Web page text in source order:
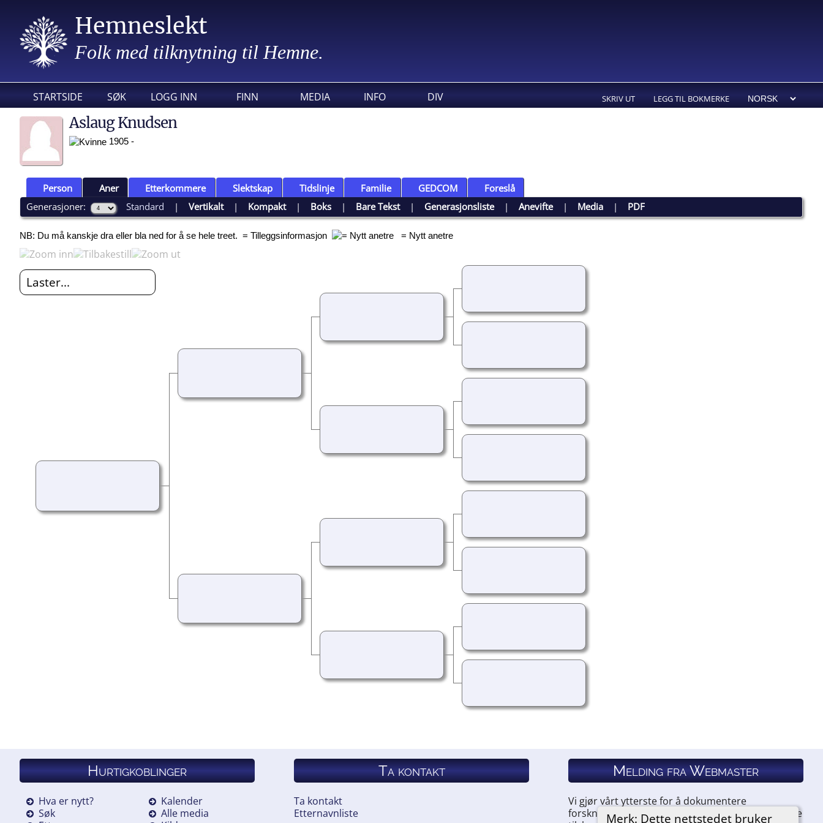
Hemneslekt
Folk med tilknytning til Hemne.
STARTSIDE SØK LOGG INN FINN MEDIA INFO DIV SKRIV UT LEGG TIL BOKMERKE
Merk: Dette nettstedet bruker
Aslaug Knudsen
1905 -
Person Aner Etterkommere Slektskap Tidslinje Familie GEDCOM
Foreslå
Generasjoner:
Standard |Vertikalt| Kompakt| Boks | Bare Tekst| Generasjonsliste|Anevifte| Media | PDF
NB: Du må kanskje dra eller bla ned for å se hele treet. = Tilleggsinformasjon = Nytt anetre
Laster...
Hurtigkoblinger
Hva er nytt?
Søk
Kalender
Alle media
Ta kontakt
Ta kontakt
Etternavnliste
Melding fra Webmaster
Vi gjør vårt ytterste for å dokumentere
forskningen vår. Hvis du har noe du ønsker å legge